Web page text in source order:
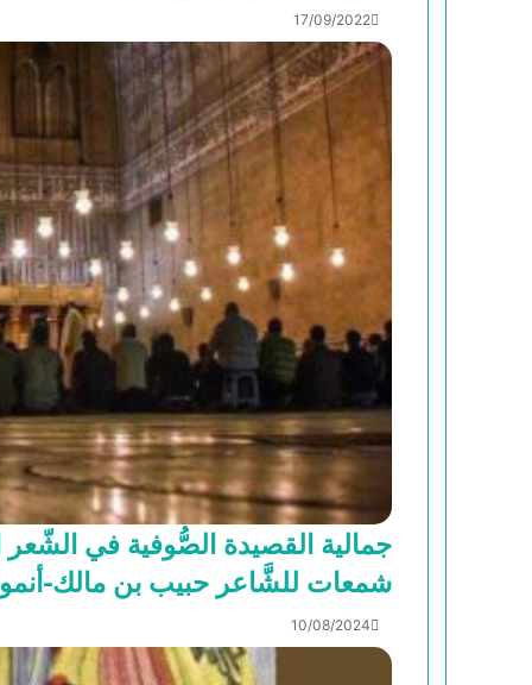
17/09/2022
جمالية القصيدة الصُّوفية في
شمعات للشَّاعر حبيب بن مالك-
10/08/2024